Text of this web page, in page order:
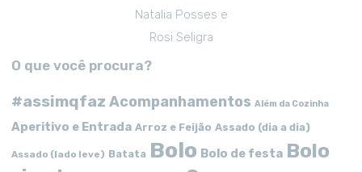
Natalia Posses e
Rosi Seligra
O que você procura?
#assimqfaz Acompanhamentos Além da Cozinha
Aperitivo e Entrada Arroz e Feijão Assado (dia a dia)
Assado (lado leve) Batata Bolo Bolo de festa Bolo